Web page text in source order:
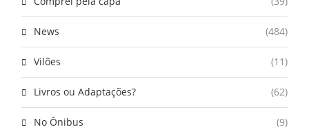
News (484)
Vilões (11)
Livros ou Adaptações? (62)
No Ônibus (9)